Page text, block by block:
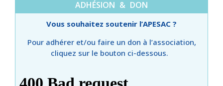
ADHÉSION & DON
Vous souhaitez soutenir l’APESAC ?
Pour adhérer et/ou faire un don à l’association,
cliquez sur le bouton ci-dessous.